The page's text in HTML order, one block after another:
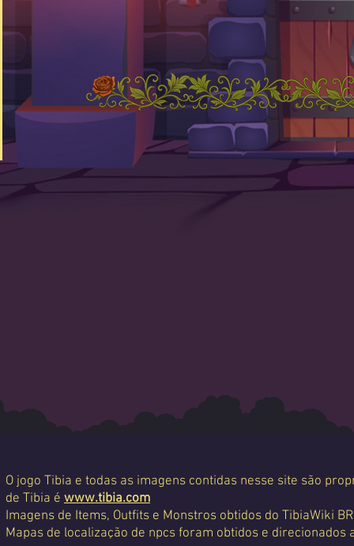
O jogo Tibia e todas as imagens contidas nesse site são
de Tibia é www.tibia.com
Imagens de Items, Outfits e Monstros obtidos do TibiaWiki
Mapas de localização de npcs foram obtidos e direcionados